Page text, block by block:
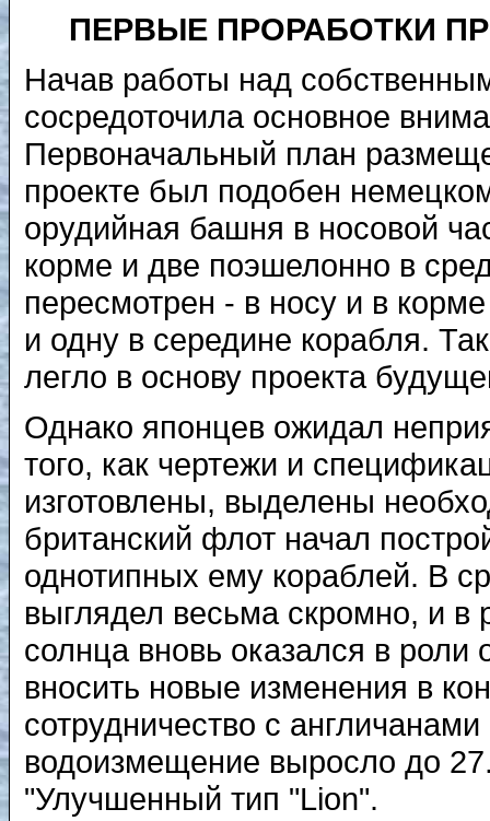
ПЕРВЫЕ ПРОРАБОТКИ
Начав работы над
сосредоточила основное
Первоначальный план
проекте был подобен
орудийная башня в носовой
корме и две поэшелонно в
пересмотрен - в носу и в
и одну в середине корабля.
легло в основу проекта
Однако японцев ожидал
того, как чертежи и
изготовлены, выделены
британский флот начал
однотипных ему кораблей. В
выглядел весьма скромно, и в
солнца вновь оказался в
вносить новые изменения в
сотрудничество с
водоизмещение выросло до
"Улучшенный тип "Lion".